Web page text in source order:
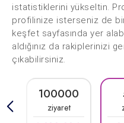
istatistiklerini yükseltin.
profilinize isterseniz de
keşfet sayfasında yer
aldığınız da rakiplerinizi
çıkabilirsiniz.
100000
ziyaret